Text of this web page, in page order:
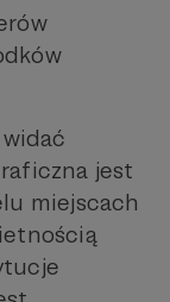
jest
miejscach